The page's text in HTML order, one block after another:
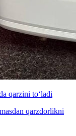
qarzini to‘ladi
qarzdorlikni